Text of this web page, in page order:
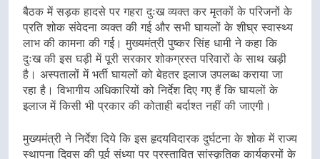
बैठक में सड़क हादसे पर गहरा दुःख व्यक्त कर मृतकों के परिजनों के
प्रति शोक संवेदना व्यक्त की गई और सभी घायलों के शीघ्र स्वास्थ्य
लाभ की कामना की गई। मुख्यमंत्री पुष्कर सिंह धामी ने कहा कि
दुःख की इस घड़ी में पूरी सरकार शोकग्रस्त परिवारों के साथ खड़ी
है। अस्पतालों में भर्ती घायलों को बेहतर इलाज उपलब्ध कराया जा
रहा है। विभागीय अधिकारियों को निर्देश दिए गए हैं कि घायलों के
इलाज में किसी भी प्रकार की कोताही बर्दाश्त नहीं की जाएगी।
मुख्यमंत्री ने निर्देश दिये कि इस हृदयविदारक दुर्घटना के शोक में राज्य
स्थापना दिवस की पूर्व संध्या पर प्रस्तावित सांस्कृतिक कार्यक्रमों के